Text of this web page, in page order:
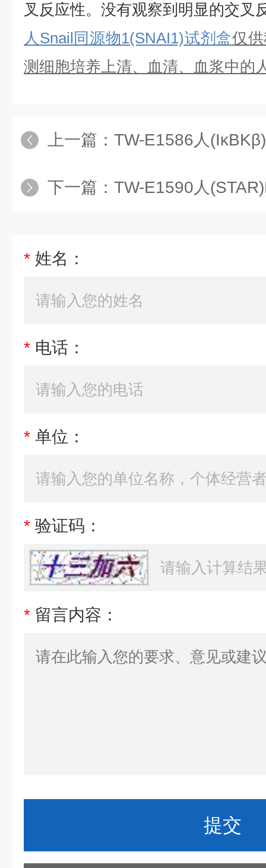
叉反应性。没有观察到明显的交叉
人Snail同源物1(SNAI1)试剂盒仅
测细胞培养上清、血清、血浆中的
上一篇： TW-E1586人
下一篇： TW-E1590人
* 姓名：
* 电话：
* 单位：
* 验证码：
* 留言内容：